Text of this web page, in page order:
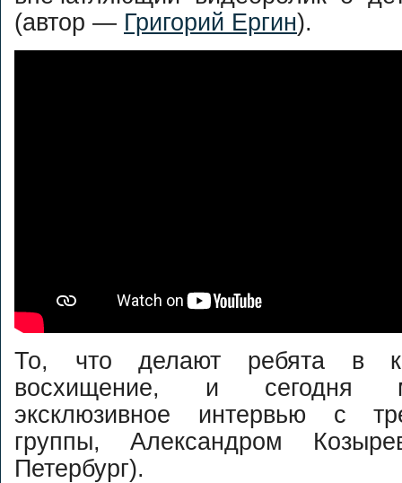
(автор — Григорий Ергин).
То, что делают ребята в
восхищение, и сегодня
эксклюзивное интервью с
группы, Александром
Петербург).